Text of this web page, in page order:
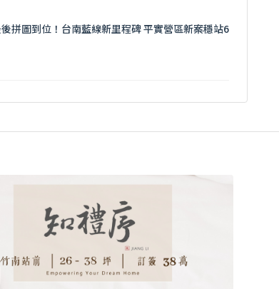
拼圖到位！台南藍線新里程碑 平實營區新案穩站6
地難求 豪宅聚落沿綠地版圖擴張